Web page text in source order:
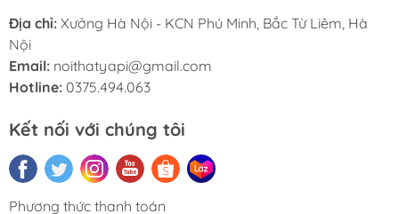
Địa chỉ: Xưởng Hà Nội - KCN Phú Minh, Bắc Từ Liêm, Hà
Nội
Email: noithatyapi@gmail.com
Hotline: 0375.494.063
Kết nối với chúng tôi
Phương thức thanh toán